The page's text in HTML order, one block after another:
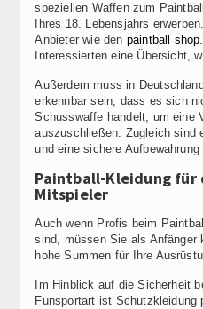
speziellen Waffen zum
Ihres 18. Lebensjahrs
Anbieter wie den paintball shop
Interessierten eine Übersicht,
Außerdem muss in
erkennbar sein, dass es sich
Schusswaffe handelt, um eine
auszuschließen. Zugleich sind
und eine sichere
Paintball-Kleidung für
Mitspieler
Auch wenn Profis beim
sind, müssen Sie als Anfänger
hohe Summen für Ihre
Im Hinblick auf die Sicherheit
Funsportart ist Schutzkleidung